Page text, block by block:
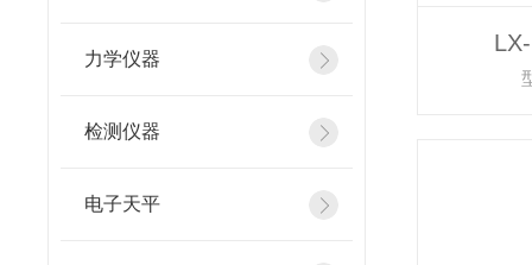
力学仪器
检测仪器
电子天平